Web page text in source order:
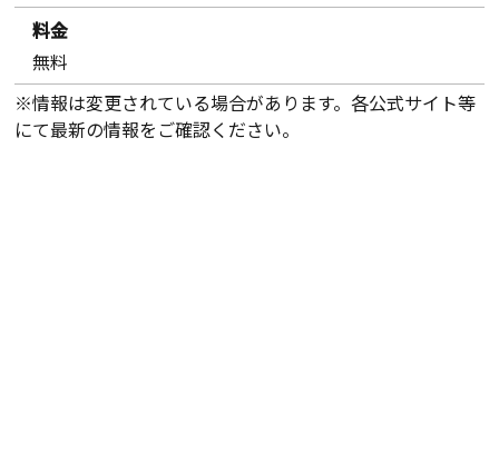
料金
無料
※情報は変更されている場合があります。各公式サイト等
にて最新の情報をご確認ください。